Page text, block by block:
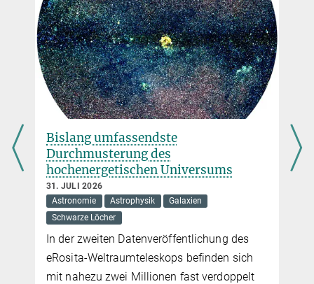
Bislang umfassendste
Durchmusterung des
hochenergetischen Universums
31. JULI 2026
Astronomie
Astrophysik
Galaxien
Schwarze Löcher
In der zweiten Datenveröffentlichung des
eRosita-Weltraumteleskops befinden sich
mit nahezu zwei Millionen fast verdoppelt